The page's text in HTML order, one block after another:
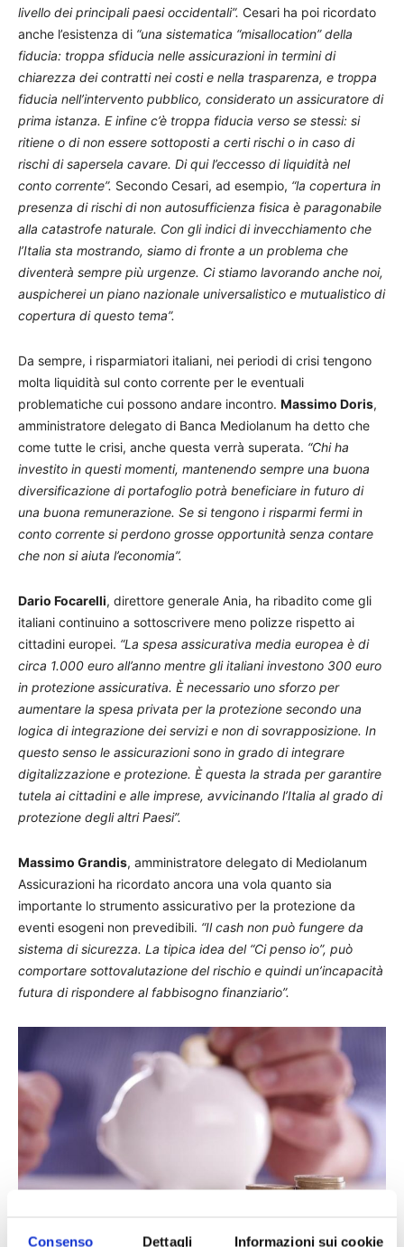
Consenso Dettagli Informazioni sui cookie
livello dei principali paesi occidentali”. Cesari ha poi ricordato
anche l’esistenza di “una sistematica “misallocation” della
fiducia: troppa sfiducia nelle assicurazioni in termini di
chiarezza dei contratti nei costi e nella trasparenza, e troppa
fiducia nell’intervento pubblico, considerato un assicuratore di
prima istanza. E infine c’è troppa fiducia verso se stessi: si
ritiene o di non essere sottoposti a certi rischi o in caso di
rischi di sapersela cavare. Di qui l’eccesso di liquidità nel
conto corrente”. Secondo Cesari, ad esempio, “la copertura in
presenza di rischi di non autosufficienza fisica è paragonabile
alla catastrofe naturale. Con gli indici di invecchiamento che
l’Italia sta mostrando, siamo di fronte a un problema che
diventerà sempre più urgenze. Ci stiamo lavorando anche noi,
auspicherei un piano nazionale universalistico e mutualistico di
copertura di questo tema”.
Da sempre, i risparmiatori italiani, nei periodi di crisi tengono
molta liquidità sul conto corrente per le eventuali
problematiche cui possono andare incontro. Massimo Doris,
amministratore delegato di Banca Mediolanum ha detto che
come tutte le crisi, anche questa verrà superata. “Chi ha
investito in questi momenti, mantenendo sempre una buona
diversificazione di portafoglio potrà beneficiare in futuro di
una buona remunerazione. Se si tengono i risparmi fermi in
conto corrente si perdono grosse opportunità senza contare
che non si aiuta l’economia”.
Dario Focarelli, direttore generale Ania, ha ribadito come gli
italiani continuino a sottoscrivere meno polizze rispetto ai
cittadini europei. “La spesa assicurativa media europea è di
circa 1.000 euro all’anno mentre gli italiani investono 300 euro
in protezione assicurativa. È necessario uno sforzo per
aumentare la spesa privata per la protezione secondo una
logica di integrazione dei servizi e non di sovrapposizione. In
questo senso le assicurazioni sono in grado di integrare
digitalizzazione e protezione. È questa la strada per garantire
tutela ai cittadini e alle imprese, avvicinando l’Italia al grado di
protezione degli altri Paesi”.
Massimo Grandis, amministratore delegato di Mediolanum
Assicurazioni ha ricordato ancora una vola quanto sia
importante lo strumento assicurativo per la protezione da
eventi esogeni non prevedibili. “Il cash non può fungere da
sistema di sicurezza. La tipica idea del “Ci penso io”, può
comportare sottovalutazione del rischio e quindi un’incapacità
futura di rispondere al fabbisogno finanziario”.